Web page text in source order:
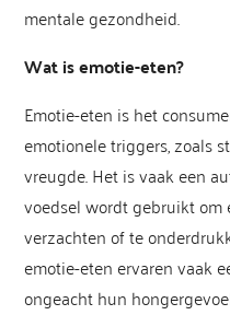
mentale gezondheid.
Wat is emotie-eten?
Emotie-eten is het
emotionele triggers, zoals
vreugde. Het is vaak een
voedsel wordt gebruikt
verzachten of te
emotie-eten ervaren vaak
ongeacht hun